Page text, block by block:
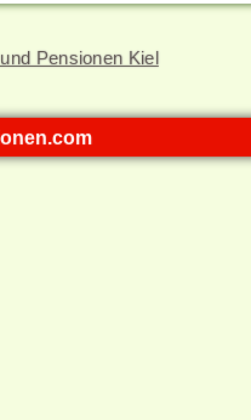
Pensionen Kiel